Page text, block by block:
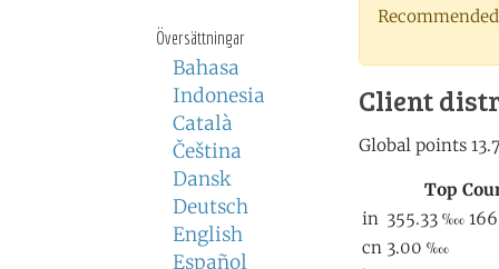
Översättningar
Bahasa
Indonesia
Català
Čeština
Dansk
Deutsch
English
Español
Client